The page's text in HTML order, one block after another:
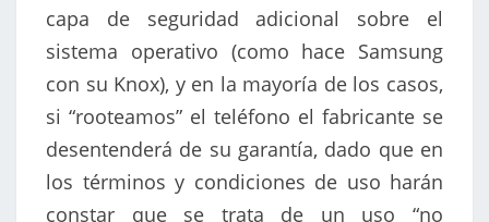
capa de seguridad adicional sobre el
sistema operativo (como hace Samsung
con su Knox), y en la mayoría de los casos,
si “rooteamos” el teléfono el fabricante se
desentenderá de su garantía, dado que en
los términos y condiciones de uso harán
constar que se trata de un uso “no